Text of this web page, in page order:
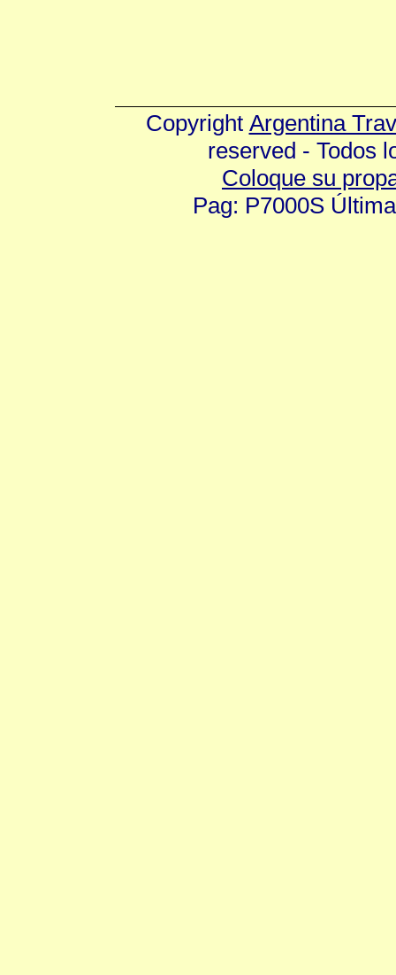
Copyright Argentina
reserved - Todos
Coloque su
Pag: P7000S